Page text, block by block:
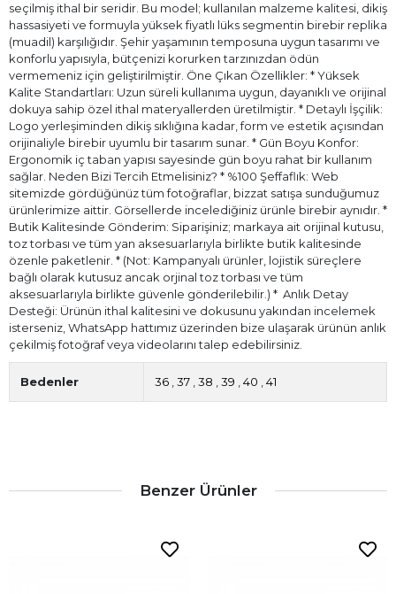
seçilmiş ithal bir seridir. Bu model; kullanılan malzeme kalitesi, dikiş
hassasiyeti ve formuyla yüksek fiyatlı lüks segmentin birebir replika
(muadil) karşılığıdır. Şehir yaşamının temposuna uygun tasarımı ve
konforlu yapısıyla, bütçenizi korurken tarzınızdan ödün
vermemeniz için geliştirilmiştir. Öne Çıkan Özellikler: * Yüksek
Kalite Standartları: Uzun süreli kullanıma uygun, dayanıklı ve orijinal
dokuya sahip özel ithal materyallerden üretilmiştir. * Detaylı İşçilik:
Logo yerleşiminden dikiş sıklığına kadar, form ve estetik açısından
orijinaliyle birebir uyumlu bir tasarım sunar. * Gün Boyu Konfor:
Ergonomik iç taban yapısı sayesinde gün boyu rahat bir kullanım
sağlar. Neden Bizi Tercih Etmelisiniz? * %100 Şeffaflık: Web
sitemizde gördüğünüz tüm fotoğraflar, bizzat satışa sunduğumuz
ürünlerimize aittir. Görsellerde incelediğiniz ürünle birebir aynıdır. *
Butik Kalitesinde Gönderim: Siparişiniz; markaya ait orijinal kutusu,
toz torbası ve tüm yan aksesuarlarıyla birlikte butik kalitesinde
özenle paketlenir. * (Not: Kampanyalı ürünler, lojistik süreçlere
bağlı olarak kutusuz ancak orjinal toz torbası ve tüm
aksesuarlarıyla birlikte güvenle gönderilebilir.) * ⁠ Anlık Detay
Desteği: Ürünün ithal kalitesini ve dokusunu yakından incelemek
isterseniz, WhatsApp hattımız üzerinden bize ulaşarak ürünün anlık
çekilmiş fotoğraf veya videolarını talep edebilirsiniz.
Bedenler 36 37 38 39 40 41
Benzer Ürünler